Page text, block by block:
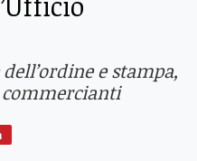
e stampa,
commercianti